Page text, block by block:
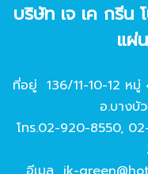
บริษัท เจ เค กรีน
แผ่
ที่อยู่ 136/11-10-12 ห
อ.บางบั
โทร.02-920-8550,